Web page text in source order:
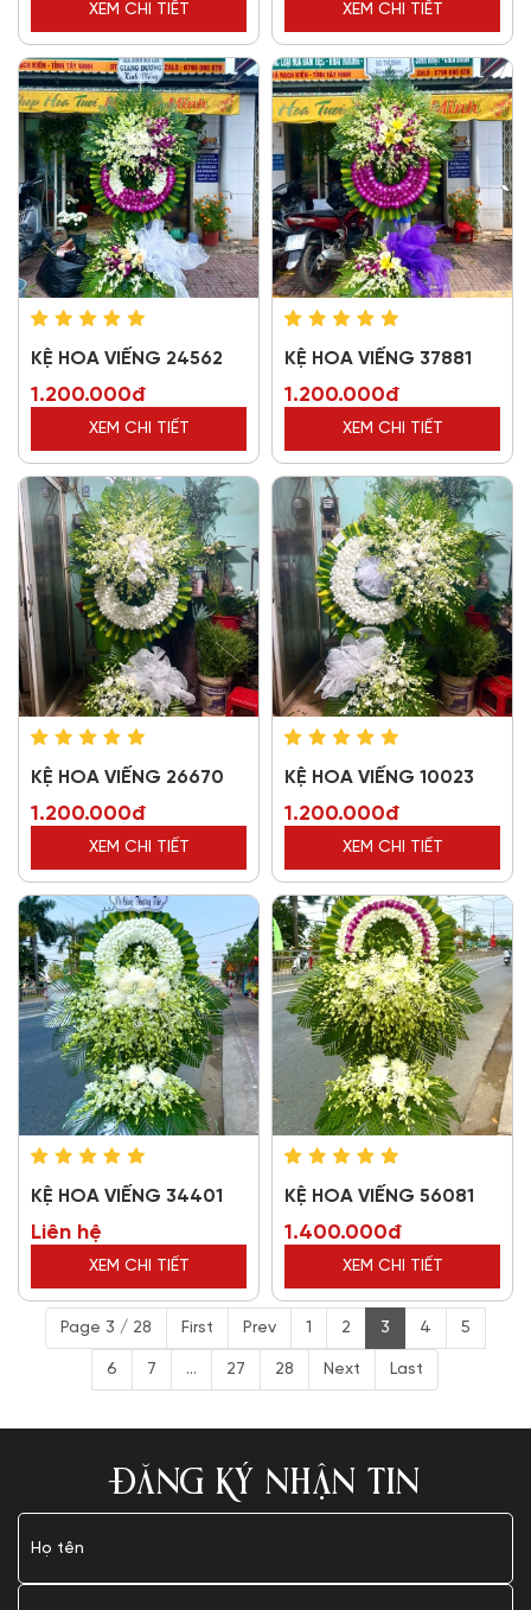
XEM CHI TIẾT XEM CHI TIẾT
KỆ HOA VIẾNG 24562
1.200.000đ
XEM CHI TIẾT
KỆ HOA VIẾNG 37881
1.200.000đ
XEM CHI TIẾT
KỆ HOA VIẾNG 26670
1.200.000đ
XEM CHI TIẾT
KỆ HOA VIẾNG 10023
1.200.000đ
XEM CHI TIẾT
KỆ HOA VIẾNG 34401
Liên hệ
XEM CHI TIẾT
KỆ HOA VIẾNG 56081
1.400.000đ
XEM CHI TIẾT
Page 3 / 28 First Prev 1 2 3 4 5
6 7 ... 27 28 Next Last
ĐĂNG KÝ NHẬN TIN